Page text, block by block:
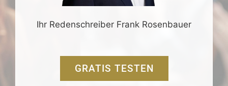
Ihr Redenschreiber Frank Rosenbauer
GRATIS TESTEN